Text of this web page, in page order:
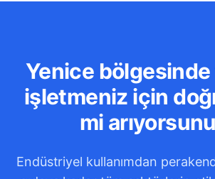
Yenice bölgesinde
işletmeniz için
mi
Endüstriyel kullanımdan